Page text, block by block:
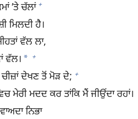
ʼਤੇ ਚੱਲਾਂ +
ਮਿਲਦੀ ਹੈ।
ਵੱਲ ਲਾ,
ਵੱਲ। * +
ਦੇਖਣ ਤੋਂ ਮੋੜ ਦੇ; +
ਮੇਰੀ ਮਦਦ ਕਰ ਤਾਂਕਿ ਮੈਂ ਜੀਉਂਦਾ ਰਹਾਂ।
ਨਿਭਾ